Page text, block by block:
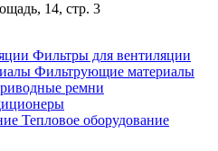
14, стр. 3
Фильтры для вентиляции
Фильтрующие материалы
ремни
Тепловое оборудование